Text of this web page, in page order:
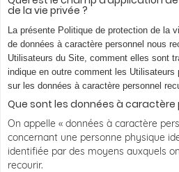
de la vie privée ?
La présente Politique de protection de la
de données à caractère personnel nous
Utilisateurs du Site, comment elles sont
indique en outre comment les Utilisateurs
sur les données à caractère personnel
Que sont les données à caractère
On appelle « données à caractère
concernant une personne physique
identifiée par des moyens auxquels
recourir.